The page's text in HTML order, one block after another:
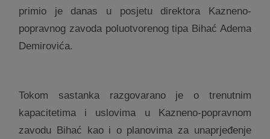
primio je danas u posjetu direktora Kazneno-
popravnog zavoda poluotvorenog tipa Bihać Adema
Demirovića.
Tokom sastanka razgovarano je o trenutnim
kapacitetima i uslovima u Kazneno-popravnom
zavodu Bihać kao i o planovima za unaprjeđenje